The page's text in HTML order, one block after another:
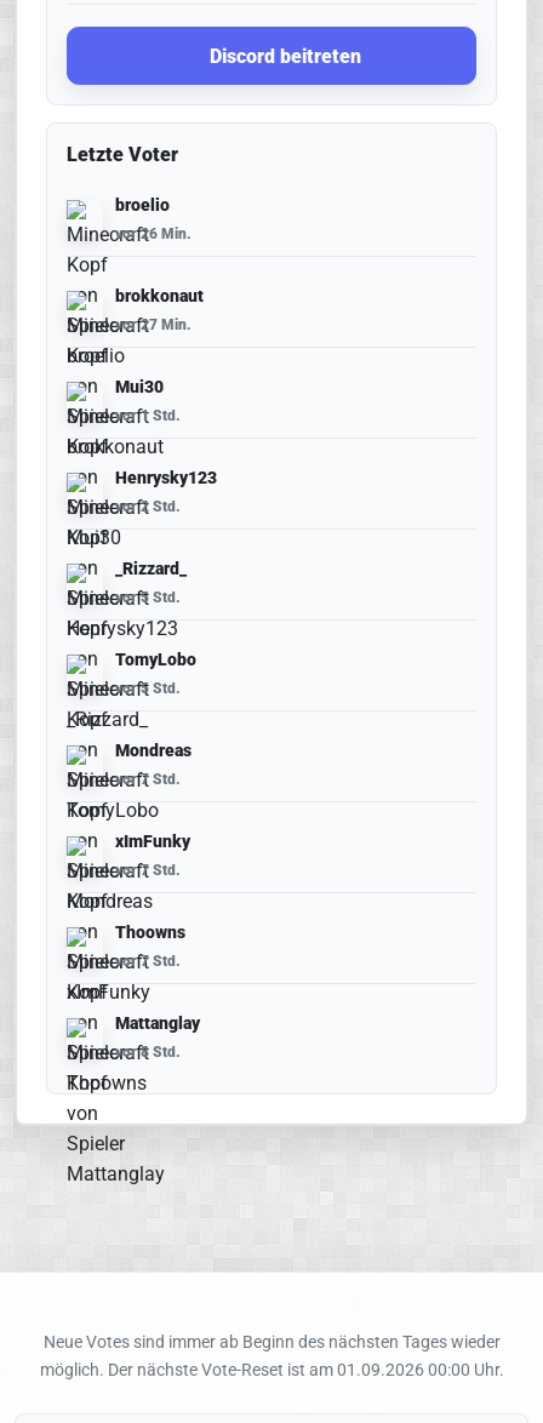
Discord beitreten
Letzte Voter
broelio
vor 26 Min.
brokkonaut
vor 27 Min.
Mui30
vor 1 Std.
Henrysky123
vor 2 Std.
_Rizzard_
vor 5 Std.
TomyLobo
vor 5 Std.
Mondreas
vor 7 Std.
xImFunky
vor 7 Std.
Thoowns
vor 7 Std.
Mattanglay
vor 8 Std.
Neue Votes sind immer ab Beginn des nächsten Tages wieder
möglich. Der nächste Vote-Reset ist am 01.09.2026 00:00 Uhr.